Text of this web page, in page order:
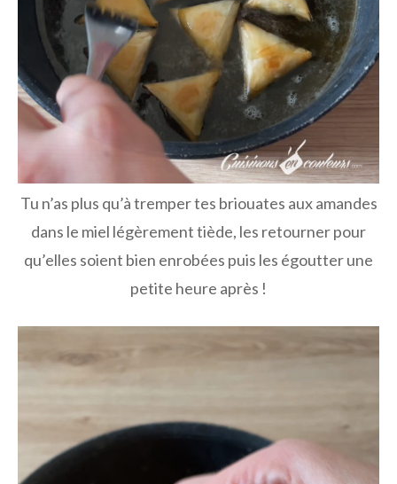
Tu n’as plus qu’à tremper tes briouates aux amandes
dans le miel légèrement tiède, les retourner pour
qu’elles soient bien enrobées puis les égoutter une
petite heure après !